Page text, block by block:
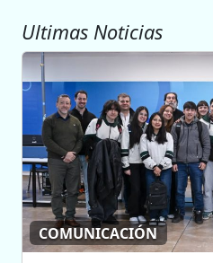
Ultimas Noticias
COMUNICACIÓN